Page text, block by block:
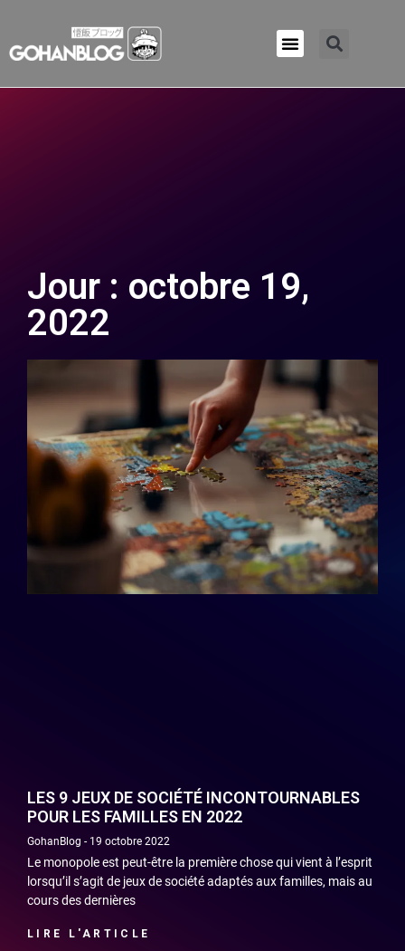
Jour : octobre 19,
2022
LES 9 JEUX DE SOCIÉTÉ INCONTOURNABLES
POUR LES FAMILLES EN 2022
GohanBlog 19 octobre 2022
Le monopole est peut-être la première chose qui vient à l’esprit
lorsqu’il s’agit de jeux de société adaptés aux familles, mais au
cours des dernières
LIRE L'ARTICLE